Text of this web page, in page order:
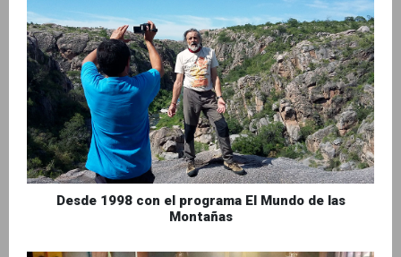
Desde 1998 con el programa El Mundo de las
Montañas